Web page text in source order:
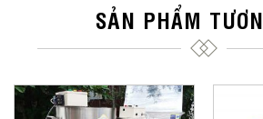
SẢN PHẨM